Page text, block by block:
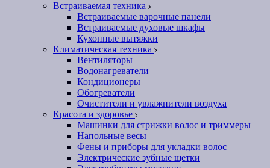
Встраиваемая техника
Встраиваемые варочные панели
Встраиваемые духовые шкафы
Кухонные вытяжки
Климатическая техника
Вентиляторы
Водонагреватели
Кондиционеры
Обогреватели
Очистители и увлажнители воздуха
Красота и здоровье
Машинки для стрижки волос и триммеры
Напольные весы
Фены и приборы для укладки волос
Электрические зубные щетки